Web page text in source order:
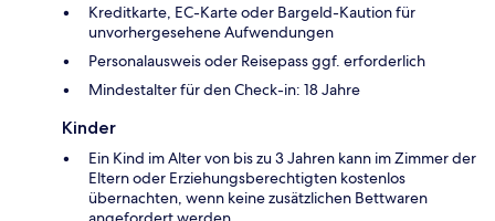
Kreditkarte, EC-Karte oder Bargeld-Kaution für
unvorhergesehene Aufwendungen
Personalausweis oder Reisepass ggf. erforderlich
Mindestalter für den Check-in: 18 Jahre
Kinder
Ein Kind im Alter von bis zu 3 Jahren kann im Zimmer der
Eltern oder Erziehungsberechtigten kostenlos
übernachten, wenn keine zusätzlichen Bettwaren